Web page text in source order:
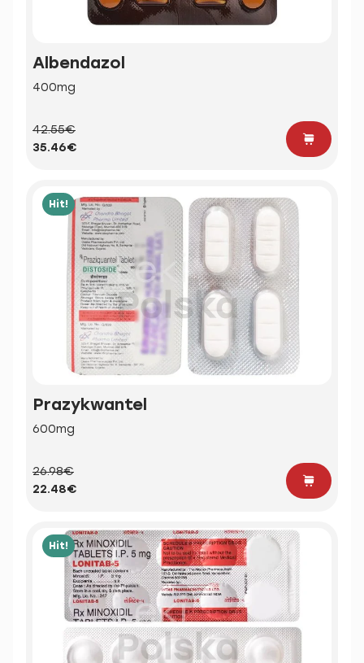
Albendazol
400mg
42.55€
35.46€
Hit!
Prazykwantel
600mg
26.98€
22.48€
Hit!